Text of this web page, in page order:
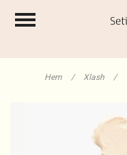
Hem / Xlash /